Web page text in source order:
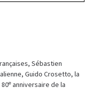
Sébastien
Guido Crosetto, la
e anniversaire de la